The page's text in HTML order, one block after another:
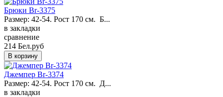
Брюки Br-3375
Размер: 42-54. Рост 170 см. Б...
в закладки
сравнение
214 Бел.руб
Джемпер Br-3374
Размер: 42-54. Рост 170 см. Д...
в закладки